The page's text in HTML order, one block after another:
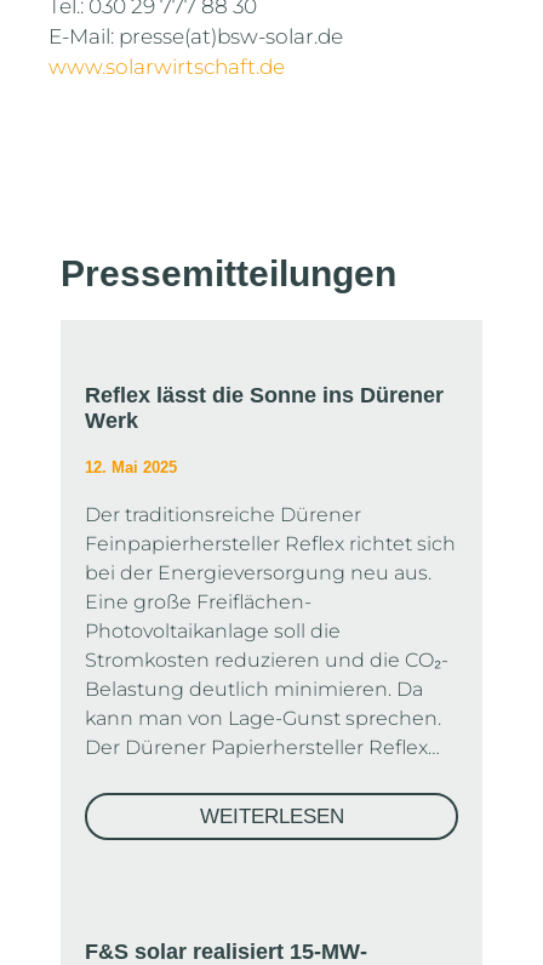
Tel.: 030 29 777 88 30
E-Mail: presse(at)bsw-solar.de
www.solarwirtschaft.de
Presse­mitteilungen
Reflex lässt die Sonne ins Dürener
Werk
12. Mai 2025
Der traditionsreiche Dürener
Feinpapierhersteller Reflex richtet sich
bei der Energieversorgung neu aus.
Eine große Freiflächen-
Photovoltaikanlage soll die
Stromkosten reduzieren und die CO₂-
Belastung deutlich minimieren. Da
kann man von Lage-Gunst sprechen.
Der Dürener Papierhersteller Reflex…
WEITERLESEN
F&S solar realisiert 15-MW-